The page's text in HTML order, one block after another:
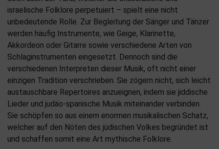
israelische Folklore perpetuiert – spielt eine nicht
unbedeutende Rolle. Zur Begleitung der Sänger und Tänzer
werden häufig Instrumente, wie Geige, Klarinette,
Akkordeon oder Gitarre sowie verschiedene Arten von
Schlaginstrumenten eingesetzt. Dennoch sind die
verschiedenen Interpreten dieser Musik, oft nicht einer
einzigen Tradition verschrieben. Sie zögern nicht, sich leicht
austauschbare Repertoires anzueignen, indem sie jiddische
Lieder und judäo-spanische Musik miteinander verbinden.
Sie schöpfen so aus einem enormen musikalischen Schatz,
welcher auf den Nöten des jüdischen Volkes begründet ist
und schaffen somit eine Art mythische Folklore.